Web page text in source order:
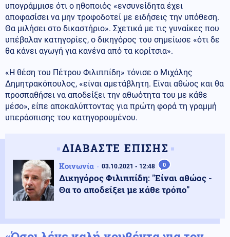
υπογράμμισε ότι ο ηθοποιός «ενσυνείδητα έχει
αποφασίσει να μην τροφοδοτεί με ειδήσεις την υπόθεση.
Θα μιλήσει στο δικαστήριο». Σχετικά με τις γυναίκες που
υπέβαλαν κατηγορίες, ο δικηγόρος του σημείωσε «ότι δε
θα κάνει αγωγή για κανένα από τα κορίτσια».
«Η θέση του Πέτρου Φιλιππίδη» τόνισε ο Μιχάλης
Δημητρακόπουλος, «είναι αμετάβλητη. Είναι αθώος και θα
προσπαθήσει να αποδείξει την αθωότητα του με κάθε
μέσο», είπε αποκαλύπτοντας για πρώτη φορά τη γραμμή
υπεράσπισης του κατηγορουμένου.
ΔΙΑΒΑΣΤΕ ΕΠΙΣΗΣ
Κοινωνία 03.10.2021 - 12:48 0
Δικηγόρος Φιλιππίδη: "Είναι αθώος -
Θα το αποδείξει με κάθε τρόπο"